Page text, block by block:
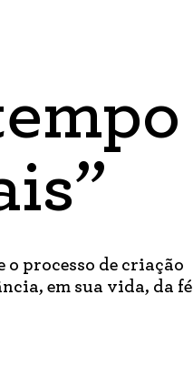
processo de criação
em sua vida, da fé